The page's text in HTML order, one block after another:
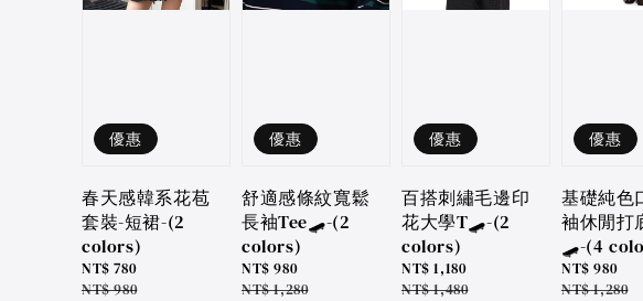
優惠
春天感韓系花苞
套裝-短裙-(2
colors)
Sale
price
NT$ 780
Regular
NT$ 980
優惠
舒適感條紋寬鬆
長袖Tee🛹-(2
colors)
Sale
price
NT$ 980
Regular
NT$ 1,280
優惠
百搭刺繡毛邊印
花大學T🛹-(2
colors)
Sale
price
NT$ 1,180
Regular
NT$ 1,480
優惠
基礎純色
袖休閒打
🛹-(4
Sale
price
NT$ 980
Regular
NT$ 1,280